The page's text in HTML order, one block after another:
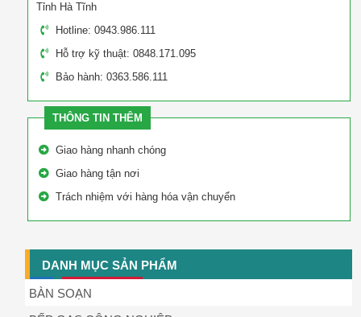
Tỉnh Hà Tĩnh
Hotline: 0943.986.111
Hỗ trợ kỹ thuật: 0848.171.095
Bảo hành: 0363.586.111
THÔNG TIN THÊM
Giao hàng nhanh chóng
Giao hàng tận nơi
Trách nhiệm với hàng hóa vận chuyển
DANH MỤC SẢN PHẨM
BÀN SOẠN